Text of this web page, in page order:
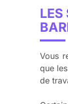
LES
Vous
que
de